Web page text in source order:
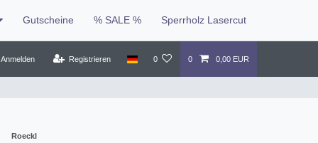
Gutscheine % SALE % Sperrholz Lasercut
Anmelden Registrieren 0 0 0,00 EUR
Roeckl